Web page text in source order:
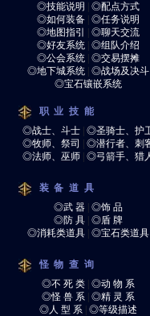
◎技能说明
|◎配点方式
◎如何装备 |◎任务说明
◎地图指引
|◎聊天交流
◎好友系统 |◎组队介绍
◎公会系统 |◎交易摆摊
◎地下城系统 |◎战场及决斗
◎宝石镶嵌系统
职业技能
◎战士、斗士 |◎圣骑士、护
◎牧师、祭司
|◎潜行者、刺
◎法师、巫师 |◎弓箭手、猎
装备道具
◎武 器 |◎饰 品
◎防 具 |◎盾 牌
◎消耗类道具 |◎宝石类道具
怪物查询
◎不 死 类 |◎动 物 系
◎怪 兽 系 |◎精 灵 系
◎人 型 系 |◎等级描述